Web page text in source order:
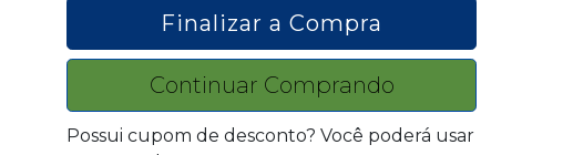
Finalizar a Compra
Continuar Comprando
Possui cupom de desconto? Você poderá usar